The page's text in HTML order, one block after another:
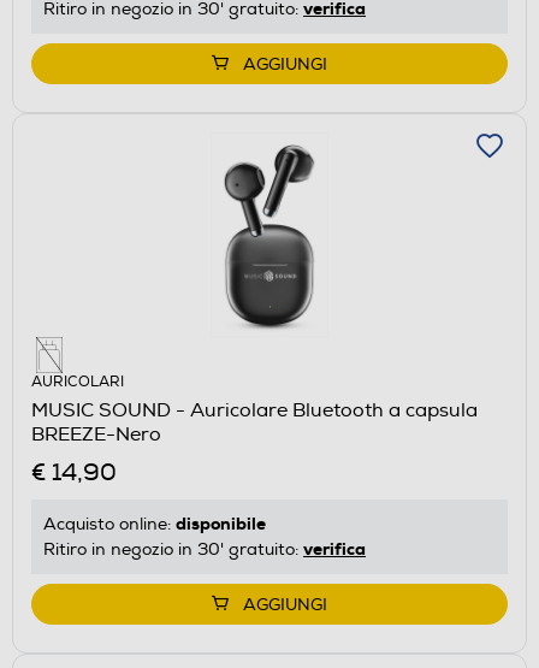
Ritiro in negozio in 30' gratuito: verifica
AGGIUNGI
AURICOLARI
MUSIC SOUND - Auricolare Bluetooth a capsula
BREEZE-Nero
€ 14,90
Acquisto online: disponibile
Ritiro in negozio in 30' gratuito: verifica
AGGIUNGI